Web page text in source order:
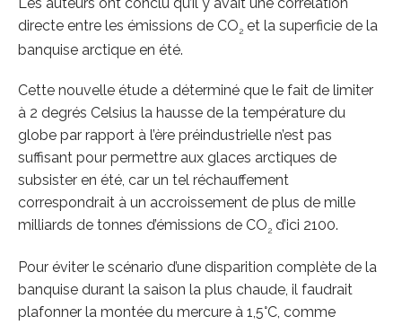
directe entre les émissions de CO2 et la superficie de la
banquise arctique en été.
Cette nouvelle étude a déterminé que le fait de limiter
à 2 degrés Celsius la hausse de la température du
globe par rapport à l’ère préindustrielle n’est pas
suffisant pour permettre aux glaces arctiques de
subsister en été, car un tel réchauffement
correspondrait à un accroissement de plus de mille
milliards de tonnes d’émissions de CO2 d’ici 2100.
Pour éviter le scénario d’une disparition complète de la
banquise durant la saison la plus chaude, il faudrait
plafonner la montée du mercure à 1,5°C, comme